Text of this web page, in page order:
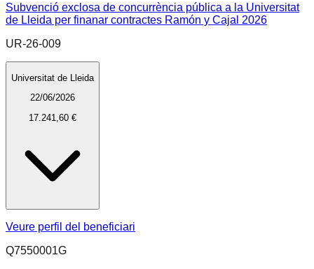
Subvenció exclosa de concurrència pública a la Universitat
de Lleida per finanar contractes Ramón y Cajal 2026
UR-26-009
Universitat de Lleida
22/06/2026
17.241,60 €
Veure perfil del beneficiari
Q7550001G